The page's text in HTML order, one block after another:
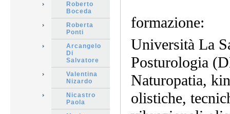
Roberto
Boceda
Roberta
Ponti
Arcangelo
Di
Salvatore
Valentina
Nizardo
Nicastro
Paola
formazione:
Università La
Posturologia
Naturopatia,
olistiche,